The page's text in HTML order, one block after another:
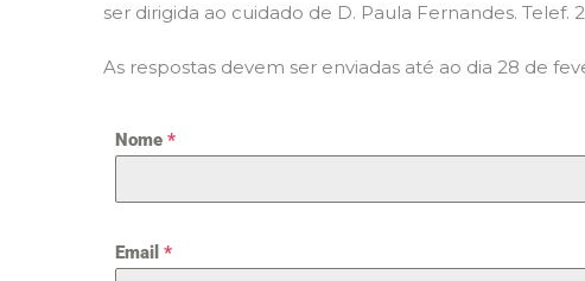
ser dirigida ao cuidado de D. Paula Fernandes. Telef.
As respostas devem ser enviadas até ao dia 28 de
Nome *
Email *